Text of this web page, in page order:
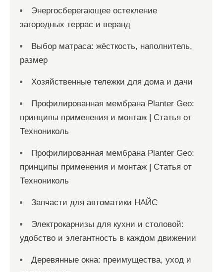
Энергосберегающее остекление
загородных террас и веранд
Выбор матраса: жёсткость, наполнитель,
размер
Хозяйственные тележки для дома и дачи
Профилированная мембрана Planter Geo:
принципы применения и монтаж | Статья от
Технониколь
Профилированная мембрана Planter Geo:
принципы применения и монтаж | Статья от
Технониколь
Запчасти для автоматики НАЙС
Электрокарнизы для кухни и столовой:
удобство и элегантность в каждом движении
Деревянные окна: преимущества, уход и